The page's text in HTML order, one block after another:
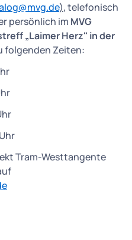
), telefonisch
persönlich im MVG
„Laimer Herz" in der
folgenden Zeiten:
Tram-Westtangente